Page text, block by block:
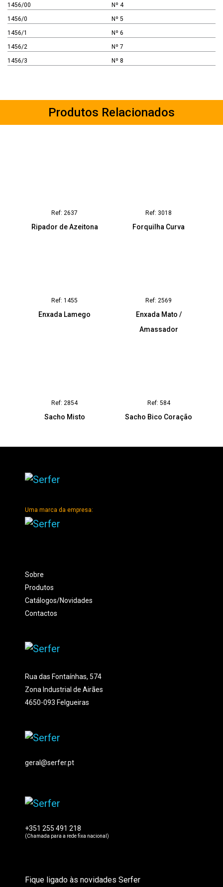
1456/00
1456/0
1456/1
1456/2
1456/3
Nº 4
Nº 5
Nº 6
Nº 7
Nº 8
Produtos Relacionados
Ref: 2637
Ripador de Azeitona
Ref: 3018
Forquilha Curva
Ref: 1455
Enxada Lamego
Ref: 2569
Enxada Mato /
Amassador
Ref: 2854
Sacho Misto
Ref: 584
Sacho Bico Coração
Uma marca da empresa:
Sobre
Produtos
Catálogos/Novidades
Contactos
Rua das Fontaínhas, 574
Zona Industrial de Airães
4650-093 Felgueiras
geral@serfer.pt
+351 255 491 218
(Chamada para a rede fixa nacional)
Fique ligado às novidades Serfer